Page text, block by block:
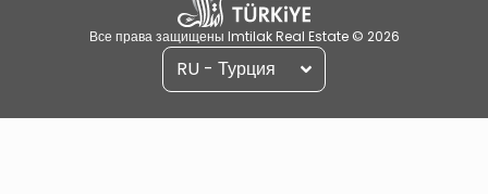
Все права защищены Imtilak Real Estate © 2026
RU - Турция